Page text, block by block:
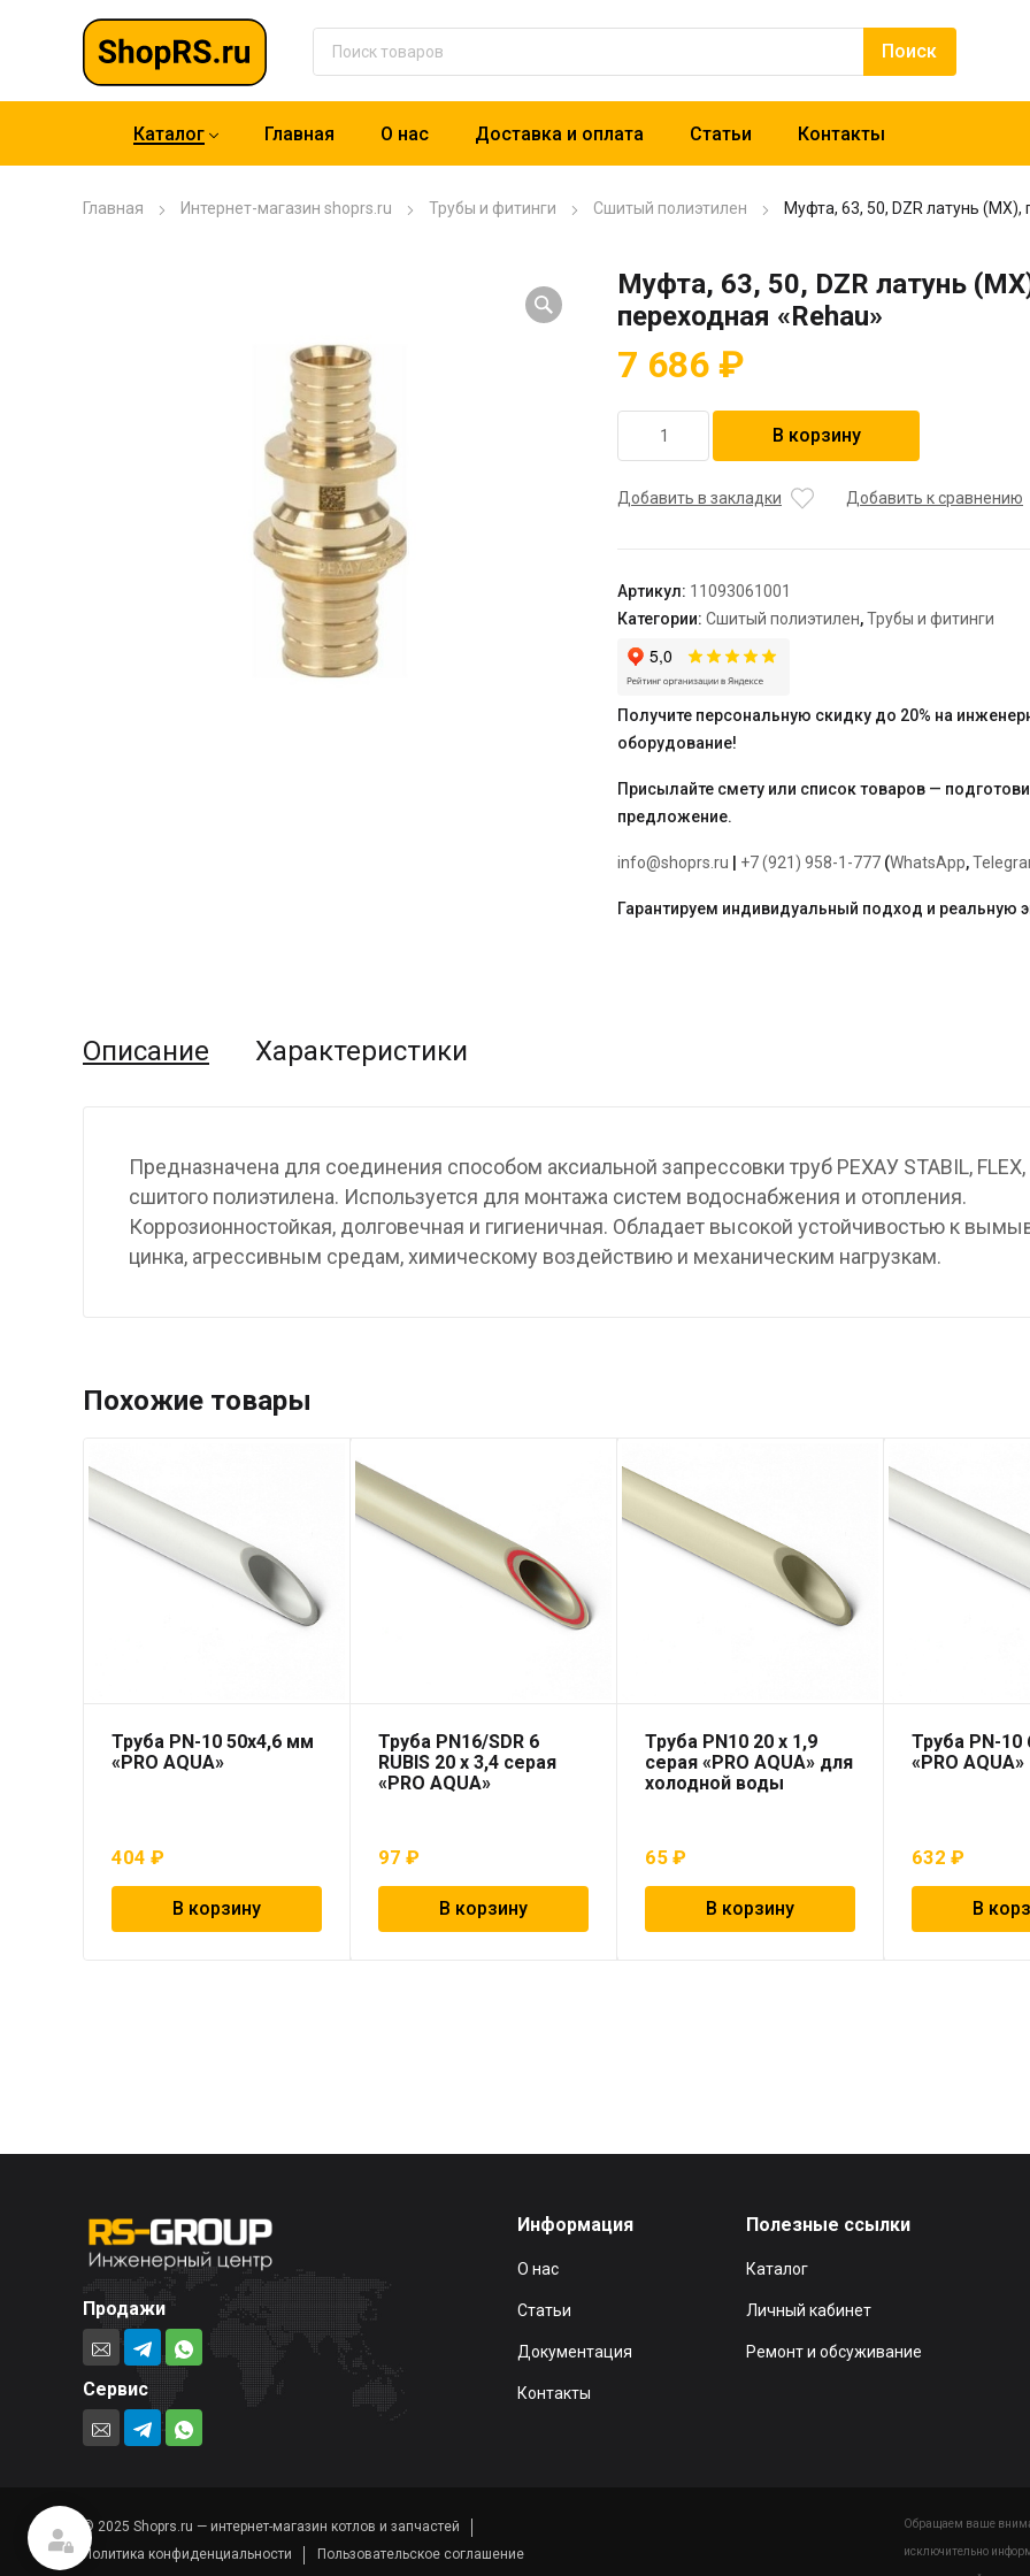
Каталог Главная О нас Доставка и оплата Статьи Контакты
Главная Интернет-магазин shoprs.ru Трубы и фитинги Сшитый полиэтилен Муфта, 63, 50, DZR латунь (MX),
Муфта, 63, 50, DZR латунь
переходная «Rehau»
7 686 ₽
товара
63,
(MX),
переходная
"Rehau"
В корзину
Добавить в закладки Добавить к сравнению
Артикул: 11093061001
Категории: Сшитый полиэтилен,Трубы и фитинги
Получите персональную скидку до 20% на
оборудование!
Присылайте смету или список товаров —
предложение.
info@shoprs.ru +7 (921) 958-1-777 (WhatsApp,
Гарантируем индивидуальный подход и реальную
Описание Характеристики
Предназначена для соединения способом аксиальной запрессовки труб РЕХАУ STABIL, FLEX,
сшитого полиэтилена. Используется для монтажа систем водоснабжения и отопления.
Коррозионностойкая, долговечная и гигиеничная. Обладает высокой устойчивостью к
цинка, агрессивным средам, химическому воздействию и механическим нагрузкам.
Похожие товары
Труба PN-10 50х4,6 мм
«PRO AQUA»
404 ₽
В корзину
Труба PN16/SDR 6
RUBIS 20 x 3,4 серая
«PRO AQUA»
97₽
В корзину
Труба PN10 20 x 1,9
серая «PRO AQUA» для
холодной воды
65₽
В корзину
Труба PN-10
«PRO AQUA»
632₽
В
Продажи
Сервис
Информация
О нас
Статьи
Документация
Контакты
Полезные ссылки
Каталог
Личный кабинет
Ремонт и обсуживание
© 2025 Shoprs.ru — интернет-магазин котлов и запчастей
Политика конфиденциальности
Пользовательское соглашение
Обращаем ваше
исключительно